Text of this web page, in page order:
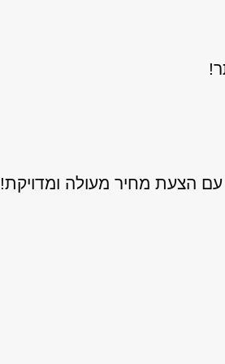
הצעת מחיר מעולה ומדויקת!